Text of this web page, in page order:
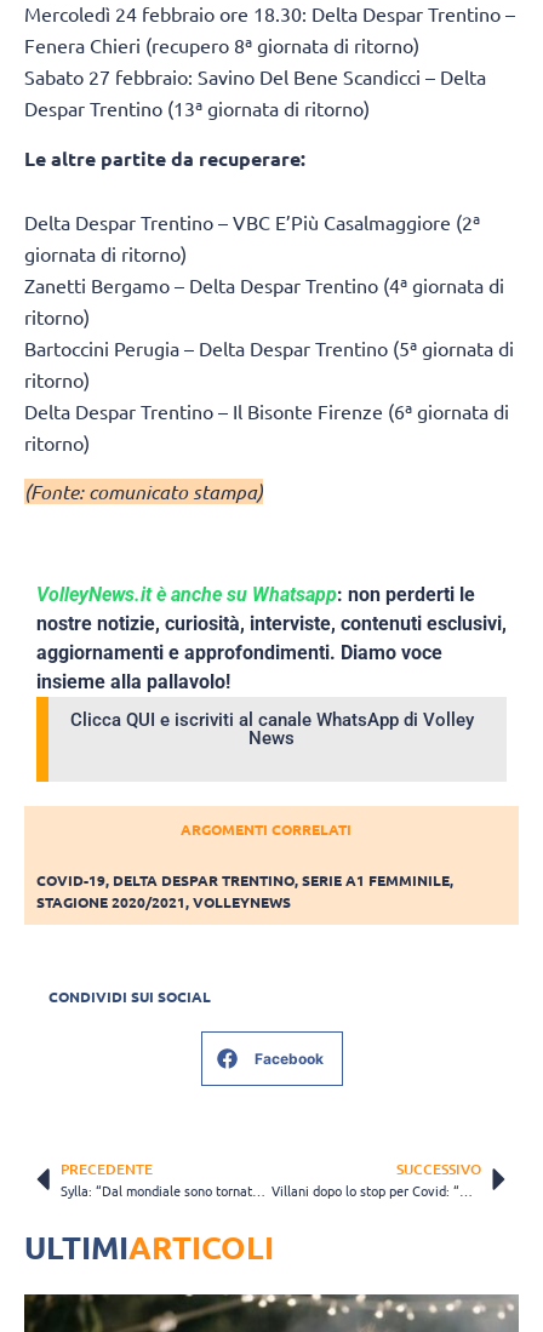
Mercoledì 24 febbraio ore 18.30: Delta Despar Trentino –
Fenera Chieri (recupero 8ª giornata di ritorno)
Sabato 27 febbraio: Savino Del Bene Scandicci – Delta
Despar Trentino (13ª giornata di ritorno)
Le altre partite da recuperare:
Delta Despar Trentino – VBC E’Più Casalmaggiore (2ª
giornata di ritorno)
Zanetti Bergamo – Delta Despar Trentino (4ª giornata di
ritorno)
Bartoccini Perugia – Delta Despar Trentino (5ª giornata di
ritorno)
Delta Despar Trentino – Il Bisonte Firenze (6ª giornata di
ritorno)
(Fonte: comunicato stampa)
VolleyNews.it è anche su Whatsapp: non perderti le
nostre notizie, curiosità, interviste, contenuti esclusivi,
aggiornamenti e approfondimenti. Diamo voce
insieme alla pallavolo!
Clicca QUI e iscriviti al canale WhatsApp di Volley
News
ARGOMENTI CORRELATI
COVID-19, DELTA DESPAR TRENTINO,SERIE A1 FEMMINILE,
STAGIONE 2020/2021,VOLLEYNEWS
CONDIVIDI SUI SOCIAL
Facebook
PRECEDENTE
Sylla: “Dal mondiale sono tornata cambiata, ma la partita più bella deve ancora arrivare”
SUCCESSIVO
Villani dopo lo stop per Covid: “Ora dono il plasma. Credete nella scienza”
ULTIMIARTICOLI